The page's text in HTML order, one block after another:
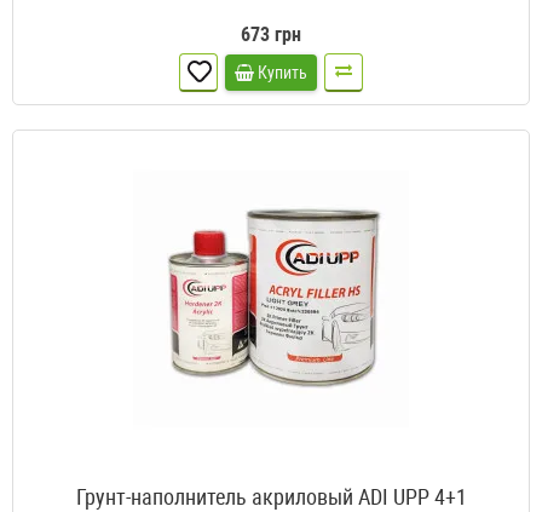
673 грн
Купить
Грунт-наполнитель акриловый ADI UPP 4+1